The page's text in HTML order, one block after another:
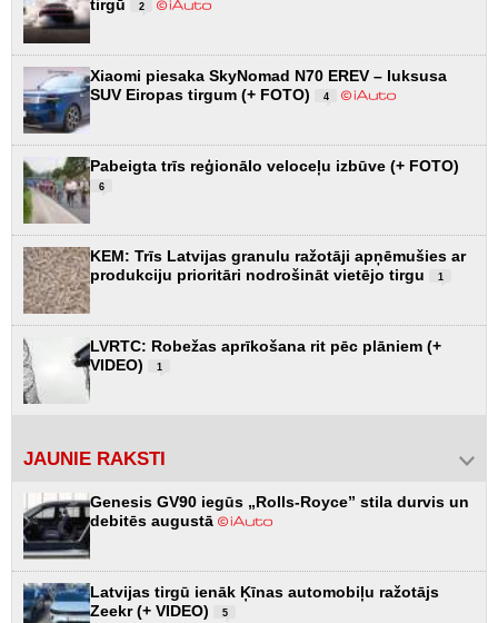
tirgū 2
Xiaomi piesaka SkyNomad N70 EREV – luksusa
SUV Eiropas tirgum (+ FOTO)
4
Pabeigta trīs reģionālo veloceļu izbūve (+ FOTO)
6
KEM: Trīs Latvijas granulu ražotāji apņēmušies ar
produkciju prioritāri nodrošināt vietējo tirgu
1
LVRTC: Robežas aprīkošana rit pēc plāniem (+
VIDEO)
1
JAUNIE RAKSTI
Genesis GV90 iegūs „Rolls-Royce” stila durvis un
debitēs augustā
Latvijas tirgū ienāk Ķīnas automobiļu ražotājs
Zeekr (+ VIDEO)
5